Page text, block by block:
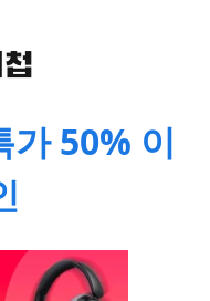
가 50% 이